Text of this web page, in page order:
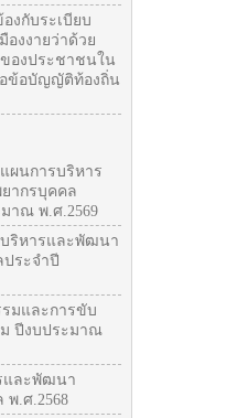
องกับระเบียบ
องงายว่าด้วย
องประชาชนใน
อข้อบัญญัติท้องถิ่น
ผนการบริหาร
ากรบุคคล
าณ พ.ศ.2569
บริหารและพัฒนา
ระจำปี
มและการขับ
ปีงบประมาณ
และพัฒนา
พ.ศ.2568